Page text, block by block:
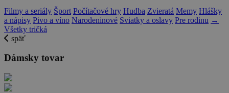
Filmy a seriály Šport Počítačové hry Hudba Zvieratá Memy Hlášky
a nápisy Pivo a víno Narodeninové Sviatky a oslavy Pre rodinu →
Všetky tričká
späť
Dámsky tovar